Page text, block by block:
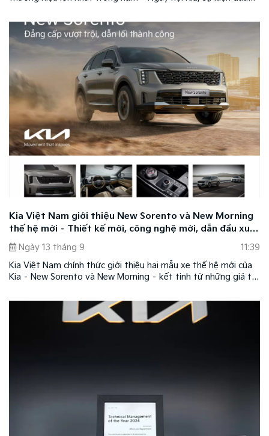
28/9/2025 tại Sân M1, Khu đô thị Sala (TP. Thủ Đức, TP.HCM).
Kia Việt Nam giới thiệu New Sorento và New Morning
thế hệ mới – Thiết kế mới, công nghệ mới, dẫn đầu xu
hướng
Ngày 13 tháng 9
11:39
Kia Việt Nam chính thức giới thiệu hai mẫu xe thế hệ mới của
Kia – New Sorento và New Morning – kết tinh từ những giá trị
đầu xu hướng nâng tầm trải nghiệm cho người dùng.